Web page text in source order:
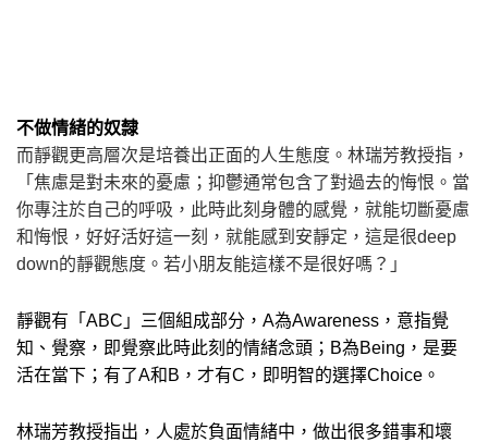
不做情緒的奴隸
而靜觀更高層次是培養出正面的人生態度。林瑞芳教授指，
「焦慮是對未來的憂慮；抑鬱通常包含了對過去的悔恨。當
你專注於自己的呼吸，此時此刻身體的感覺，就能切斷憂慮
和悔恨，好好活好這一刻，就能感到安靜定，這是很deep
down的靜觀態度。若小朋友能這樣不是很好嗎？」
靜觀有「 ABC 」三個組成部分， A為Awareness ，意指覺
知、覺察，即覺察此時此刻的情緒念頭； B為Being ，是要
活在當下；有了A和 B ，才有C ，即明智的選擇Choice 。
林瑞芳教授指出，人處於負面情緒中，做出很多錯事和壞